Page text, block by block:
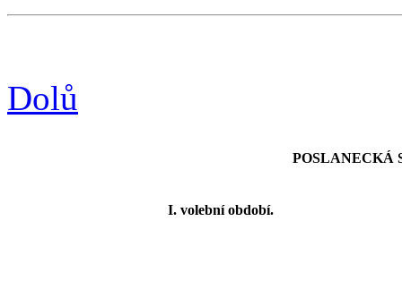
Dolů
POSLANECKÁ
I. volební období.